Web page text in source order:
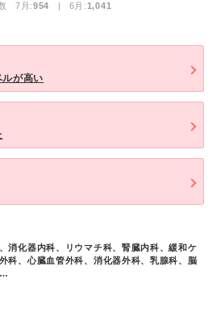
7月:954 | 6月:1,041
が高い
消化器内科、リウマチ科、腎臓内科、緩和ケ
科、心臓血管外科、消化器外科、乳腺科、脳
…